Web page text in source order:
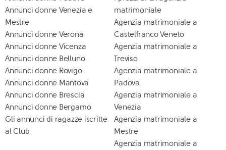
Annunci donne Venezia e
Mestre
Annunci donne Verona
Annunci donne Vicenza
Annunci donne Belluno
Annunci donne Rovigo
Annunci donne Mantova
Annunci donne Brescia
Annunci donne Bergamo
Gli annunci di ragazze iscritte
al Club
matrimoniale
Agenzia matrimoniale a
Castelfranco Veneto
Agenzia matrimoniale a
Treviso
Agenzia matrimoniale a
Padova
Agenzia matrimoniale a
Venezia
Agenzia matrimoniale a
Mestre
Agenzia matrimoniale a